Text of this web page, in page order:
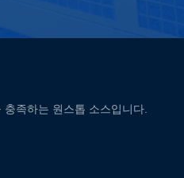
족하는 원스톱 소스입니다.